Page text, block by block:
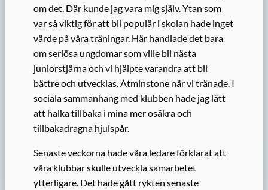
om det. Där kunde jag vara mig själv. Ytan som
var så viktig för att bli populär i skolan hade inget
värde på våra träningar. Här handlade det bara
om seriösa ungdomar som ville bli nästa
juniorstjärna och vi hjälpte varandra att bli
bättre och utvecklas. Åtminstone när vi tränade. I
sociala sammanhang med klubben hade jag lätt
att halka tillbaka i mina mer osäkra och
tillbakadragna hjulspår.
Senaste veckorna hade våra ledare förklarat att
våra klubbar skulle utveckla samarbetet
ytterligare. Det hade gått rykten senaste